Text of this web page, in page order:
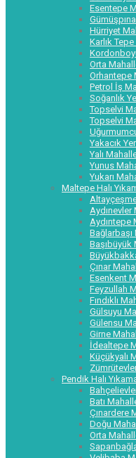
Esentepe
Hürriyet
Karlık
Orta
Orhantepe
Petrol İş
Soğanlık
Topselvi
Topselvi
Yakacık
Yalı
Yunus
Yukarı
Maltepe Halı
Aydınevler
Aydıntepe
Bağlarbaşı
Başıbüyük
Çınar
Esenkent
Feyzullah
Fındıklı
Gülsuyu
Gülensu
Girne
İdealtepe
Küçükyalı
Pendik Halı
Batı
Çınardere
Doğu
Orta